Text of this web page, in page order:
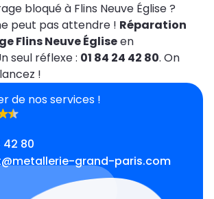
bloqué à Flins Neuve Église ?
peut pas attendre ! Réparation
Flins Neuve Égliseen
seul réflexe : 01 84 24 42 80. On
!
de nos services !
42 80
grand-paris.com